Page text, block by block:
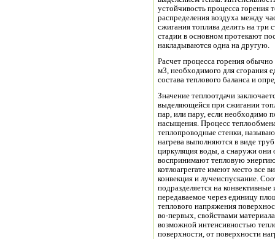
устойчивость процесса горения
распределения воздуха между
сжигания топлива делить на три
стадии в основном протекают
накладываются одна на другую.
Расчет процесса горения
м3, необходимого для сгорания
состава теплового баланса и
Значение теплоотдачи
выделяющейся при сжигании
пар, или пару, если необходимо
насыщения. Процесс
теплопроводные стенки,
нагрева выполняются в виде
циркуляция воды, а снаружи
воспринимают тепловую
котлоагрегате имеют место все
конвекция и лучеиспускание.
подразделяется на
передаваемое через единицу
теплового напряжения
во-первых, свойствами
возможной интенсивностью
поверхности, от поверхности